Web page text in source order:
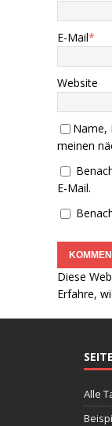
E-Mail*
Website
Name,
meinen
E-Mail.
Diese
Erfahre,
Alle